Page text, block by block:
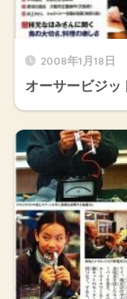
2008年1月18日
オーサービジ